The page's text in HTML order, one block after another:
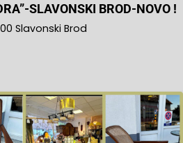
SLAVONSKI BROD-NOVO !
Slavonski Brod